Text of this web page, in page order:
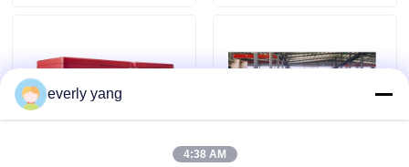
เครื่องกำเนิดไฟฟ้าดีเซล ฟอร์เด
เครื่องกำเนิดไฟฟ้าดีเซล Yangdong
everly yang
4:38 AM